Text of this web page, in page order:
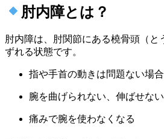
肘内障とは？
肘内障は、肘関節にある橈骨頭（と
ずれる状態です。
指や手首の動きは問題ない場
腕を曲げられない、伸ばせない
痛みで腕を使わなくなる